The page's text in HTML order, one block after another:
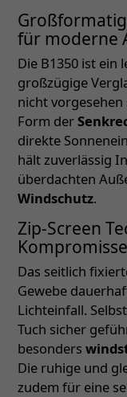
für moderne
Die B1350 ist ein
großzügige
nicht
Form der
direkte
hält zuverlässig
überdachten
Windschutz.
Zip-Screen
Kompromisse
Das seitlich
Gewebe
Lichteinfall.
Tuch sicher
besonders
Die ruhige und
zudem für eine